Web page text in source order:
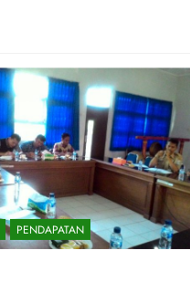
PENDAPATAN